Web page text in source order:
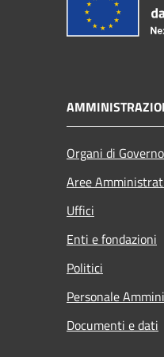
Organi di Governo
Aree
Uffici
Enti e fondazioni
Politici
Personale
Documenti e dati